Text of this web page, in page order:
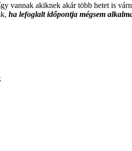
vannak akiknek akár több hetet is
ha lefoglalt időpontja mégsem